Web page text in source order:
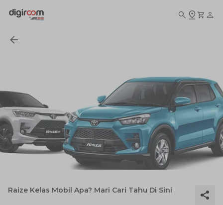
Raize Kelas Mobil Apa? Mari Cari Tahu Di Sini